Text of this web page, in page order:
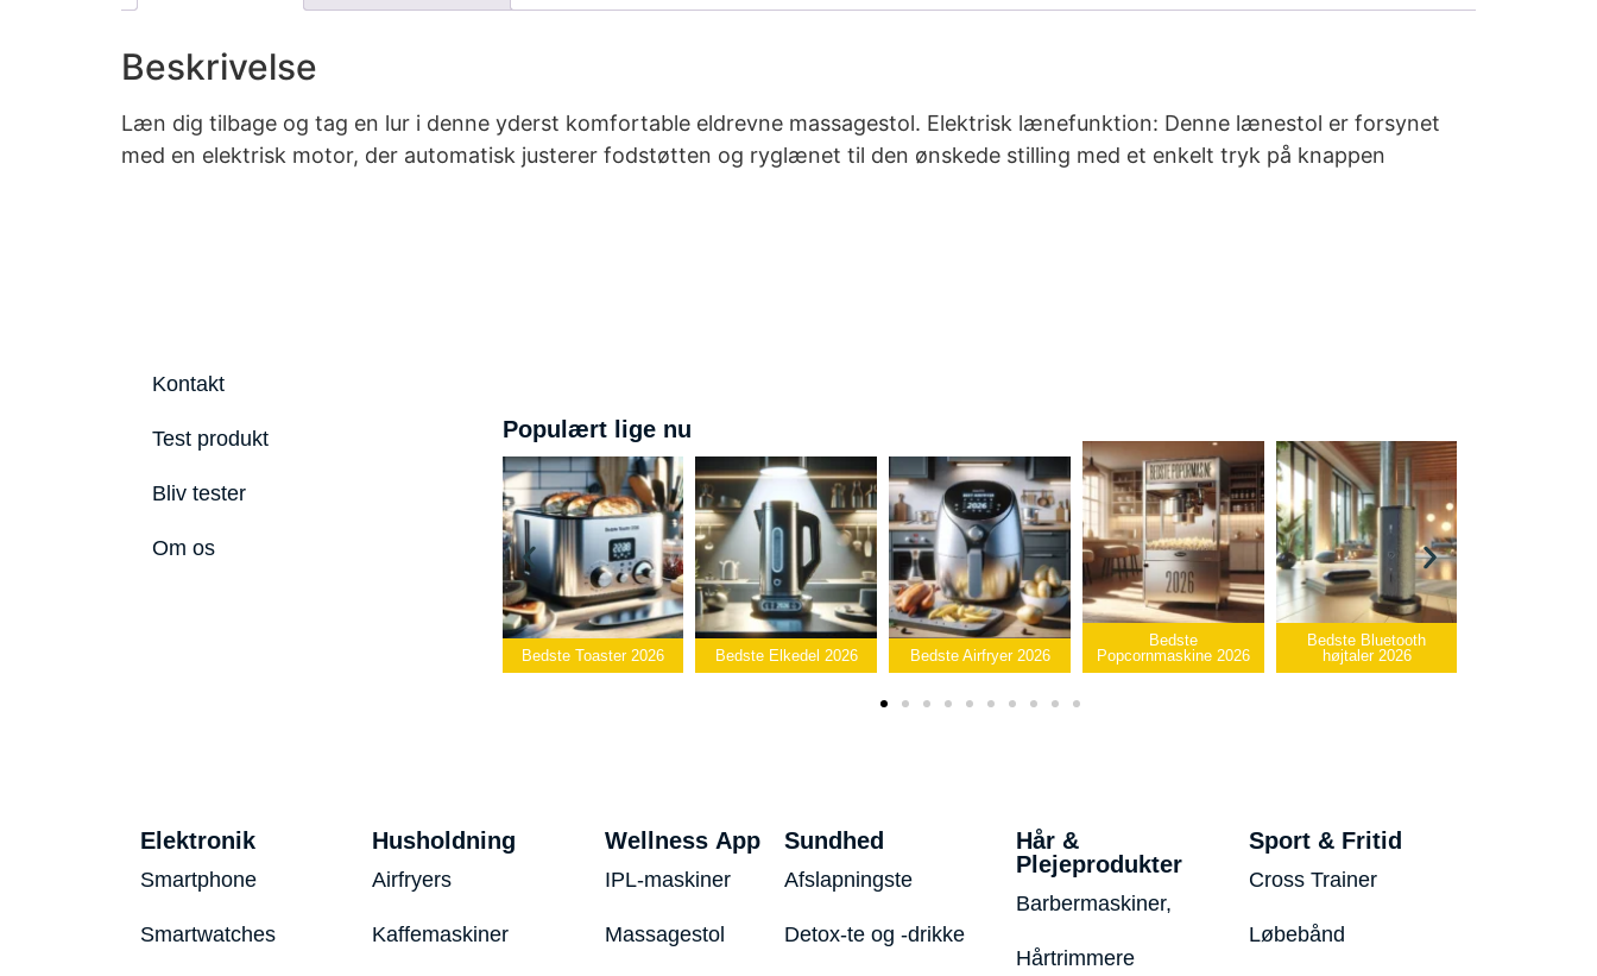
Beskrivelse
Læn dig tilbage og tag en lur i denne yderst komfortable eldrevne massagestol. Elektrisk lænefunktion: Denne lænestol er forsynet
med en elektrisk motor, der automatisk justerer fodstøtten og ryglænet til den ønskede stilling med et enkelt tryk på knappen
Kontakt
Test produkt
Bliv tester
Om os
Populært lige nu
Bedste Elkedel 2026 Bedste Airfryer 2026
Bedste
Popcornmaskine 2026
Bedste Bluetooth
højtaler 2026
Bedste infrarøde
varmepude 2026
Elektronik
Smartphone
Smartwatches
Husholdning
Airfryers
Kaffemaskiner
Wellness App
IPL-maskiner
Massagestol
Sundhed
Afslapningste
Detox-te og -drikke
Hår &
Plejeprodukter
Barbermaskiner,
Hårtrimmere
Sport & Fritid
Cross Trainer
Løbebånd